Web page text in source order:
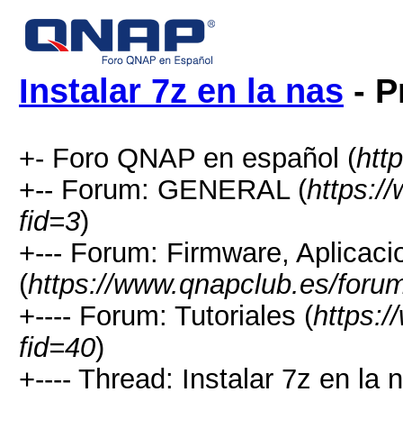
Instalar 7z en la nas -
+- Foro QNAP en español (
+-- Forum: GENERAL (https://
fid=3)
+--- Forum: Firmware,
(https://www.qnapclub.es/
+---- Forum: Tutoriales (
fid=40)
+---- Thread: Instalar 7z en la